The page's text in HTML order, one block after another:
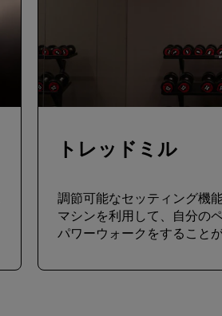
トレッドミル
調節可能なセッティング機
マシンを利用して、自分の
パワーウォークをすることが